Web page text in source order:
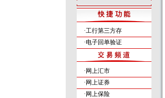
·工行第三方存
·电子回单验证
·网上汇市
·网上证券
·网上保险